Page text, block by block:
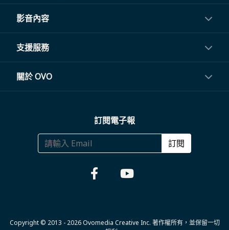
投影機
閨蜜機與電視
電視盒與周邊
福利品專區
影音內容
影音訂閱
支援服務
常見問題
關於 OVO
商務合作
訂閱電子報
訂閱
Copyright © 2013 - 2026 Ovomedia Creative Inc. 著作權所有，並保留一切